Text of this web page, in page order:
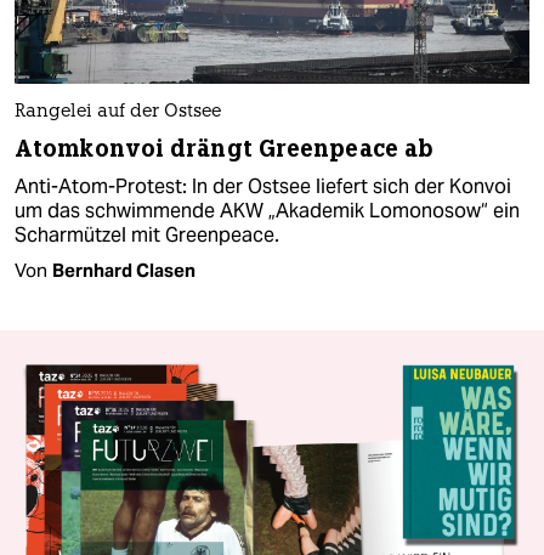
Rangelei auf der Ostsee
Atomkonvoi drängt Greenpeace ab
Anti-Atom-Protest: In der Ostsee liefert sich der Konvoi
um das schwimmende AKW „Akademik Lomonosow“ ein
Scharmützel mit Greenpeace.
Von Bernhard Clasen